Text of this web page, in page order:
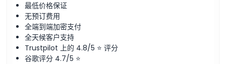
最低价格保证
无预订费用
全端到端加密支付
全天候客户支持
Trustpilot 上的 4.8/5 ⭐ 评分
谷歌评分 4.7/5 ⭐